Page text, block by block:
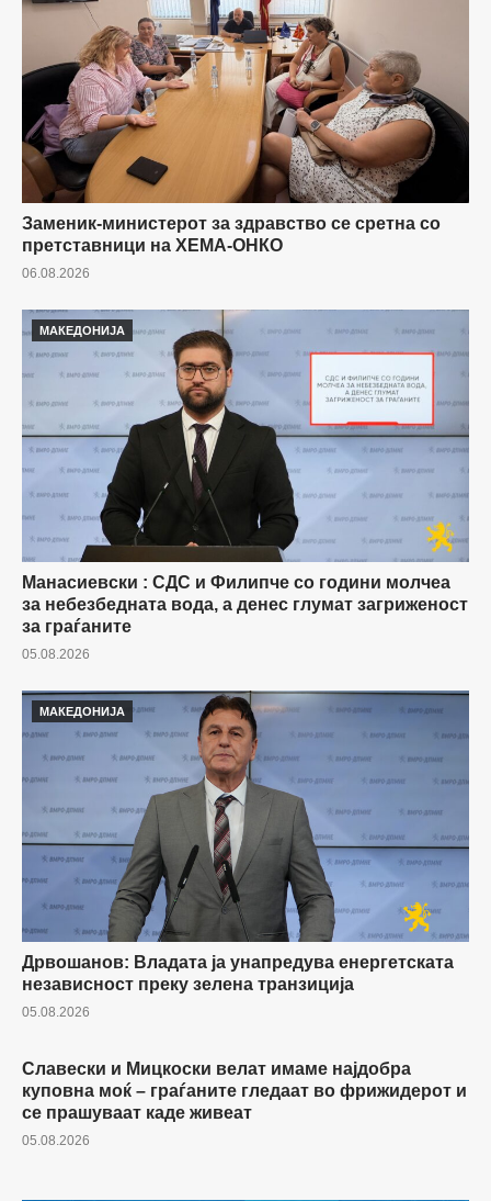
Заменик-министерот за здравство се сретна со
претставници на ХЕМА-ОНКО
06.08.2026
МАКЕДОНИЈА
Манасиевски : СДС и Филипче со години молчеа
за небезбедната вода, а денес глумат загриженост
за граѓаните
05.08.2026
МАКЕДОНИЈА
Дрвошанов: Владата ја унапредува енергетската
независност преку зелена транзиција
05.08.2026
МАКЕДОНИЈА
Славески и Мицкоски велат имаме најдобра
куповна моќ – граѓаните гледаат во фрижидерот и
се прашуваат каде живеат
05.08.2026